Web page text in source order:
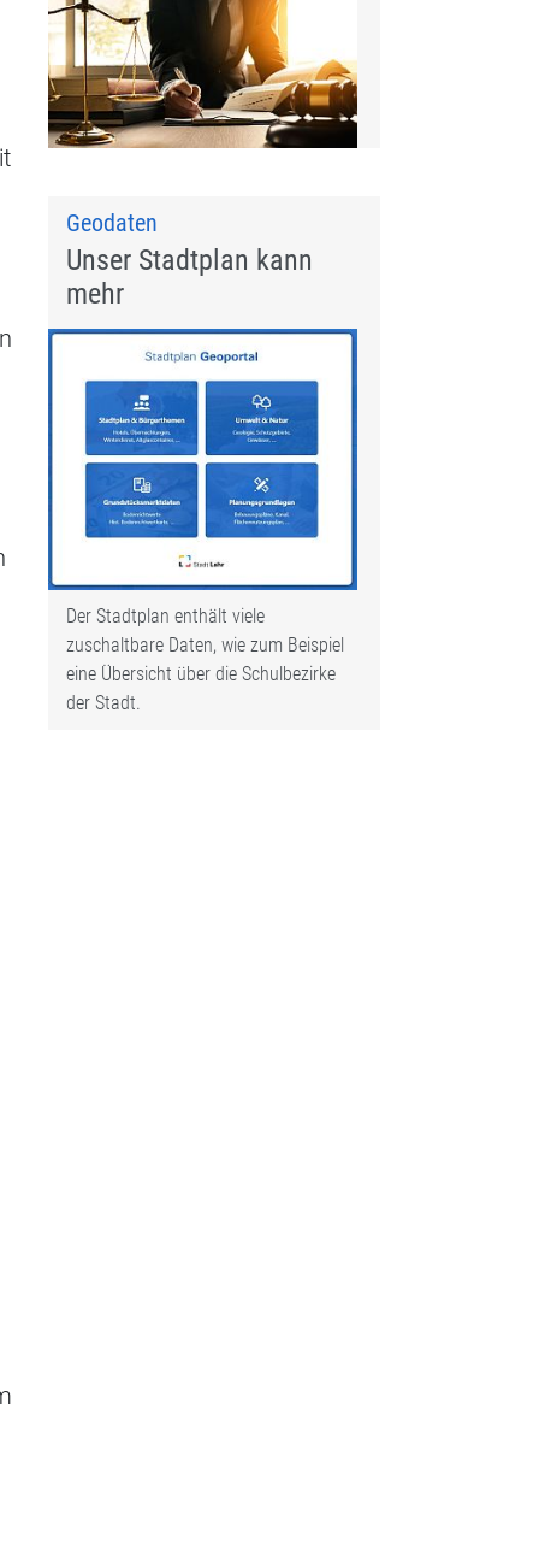
Geodaten
Unser Stadtplan kann
mehr
Der Stadtplan enthält viele
zuschaltbare Daten, wie zum Beispiel
eine Übersicht über die Schulbezirke
der Stadt.